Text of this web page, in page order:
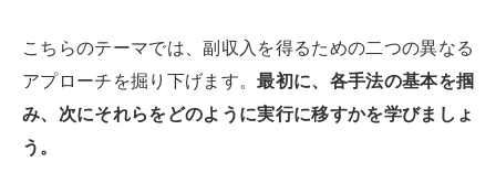
こちらのテーマでは、副収入を得るための二つの異なる
アプローチを掘り下げます。最初に、各手法の基本を掴
み、次にそれらをどのように実行に移すかを学びましょ
う。